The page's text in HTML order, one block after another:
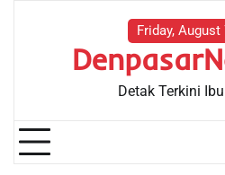
Friday, August
Detak Terkini